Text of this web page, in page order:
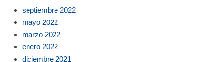
septiembre 2022
mayo 2022
marzo 2022
enero 2022
diciembre 2021